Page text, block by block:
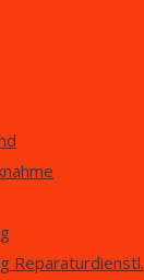
Reparaturdienstl.